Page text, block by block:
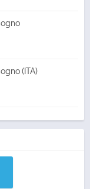
(ITA)